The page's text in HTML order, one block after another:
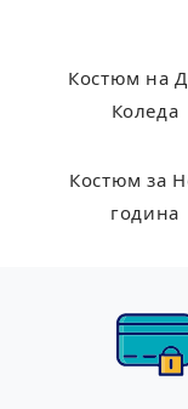
Костюм на
Коледа
Костюм за
година